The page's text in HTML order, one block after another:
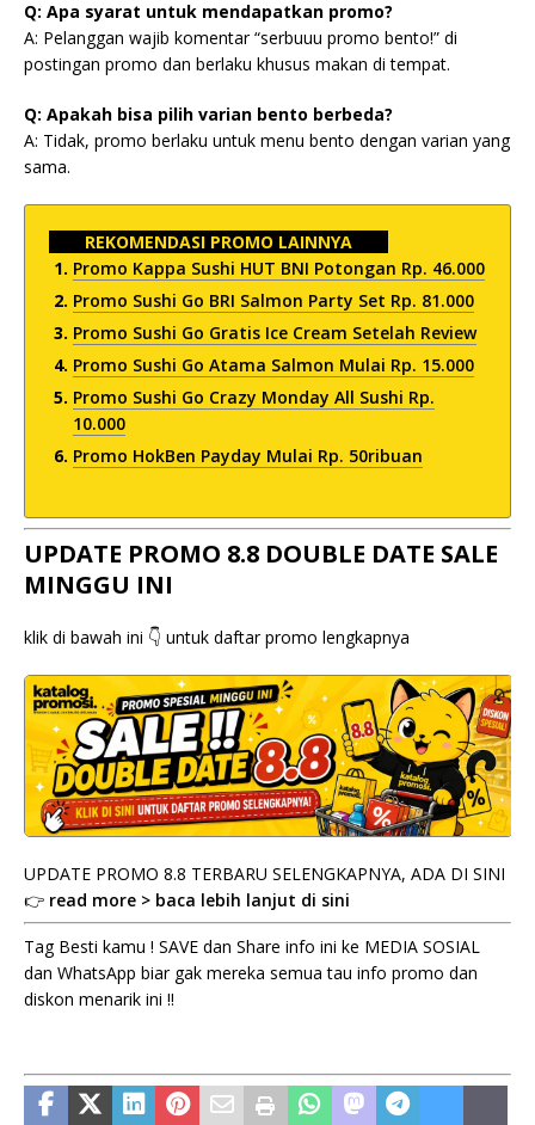
Q: Apa syarat untuk mendapatkan promo?
A: Pelanggan wajib komentar “serbuuu promo bento!” di
postingan promo dan berlaku khusus makan di tempat.
Q: Apakah bisa pilih varian bento berbeda?
A: Tidak, promo berlaku untuk menu bento dengan varian yang
sama.
REKOMENDASI PROMO LAINNYA
Promo Kappa Sushi HUT BNI Potongan Rp. 46.000
Promo Sushi Go BRI Salmon Party Set Rp. 81.000
Promo Sushi Go Gratis Ice Cream Setelah Review
Promo Sushi Go Atama Salmon Mulai Rp. 15.000
Promo Sushi Go Crazy Monday All Sushi Rp.
10.000
Promo HokBen Payday Mulai Rp. 50ribuan
UPDATE PROMO 8.8 DOUBLE DATE SALE
MINGGU INI
klik di bawah ini 👇 untuk daftar promo lengkapnya
UPDATE PROMO 8.8 TERBARU SELENGKAPNYA, ADA DI SINI
👉 read more > baca lebih lanjut di sini
Tag Besti kamu ! SAVE dan Share info ini ke MEDIA SOSIAL
dan WhatsApp biar gak mereka semua tau info promo dan
diskon menarik ini !!